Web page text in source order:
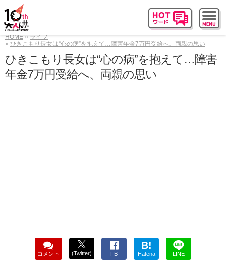
HOME
ライフ
ひきこもり長女は“心の病”を抱えて…障害年金7万円受給へ、両親の思い
ひきこもり長女は“心の病”を抱えて…障害
年金7万円受給へ、両親の思い
コメント (Twitter) FB
B!
Hatena LINE